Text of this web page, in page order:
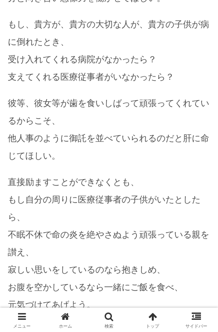
もし、貴方が、貴方の大切な人が、貴方の子供が病
に倒れたとき、
受け入れてくれる病院がなかったら？
支えてくれる医療従事者がいなかったら？
彼等、彼女等が歯を食いしばって頑張ってくれてい
るからこそ、
他人事のように御託を並べていられるのだと肝に命
じてほしい。
直接励ますことができなくとも、
もし自分の周りに医療従事者の子供がいたとした
ら、
不眠不休で命の炎を絶やさぬよう頑張っている親を
讃え、
寂しい思いをしているのなら抱きしめ、
お腹を空かしているなら一緒にご飯を食べ、
元気づけてあげよう。
メニュー ホーム 検索 トップ サイドバー